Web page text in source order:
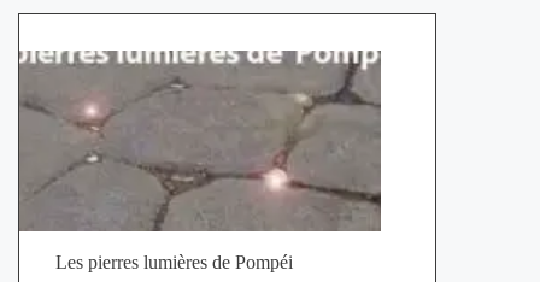
Les pierres lumières de Pompéi